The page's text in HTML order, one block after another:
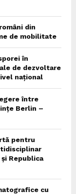
din
de mobilitate
în
de dezvoltare
național
între
Berlin –
pentru
Republica
cu